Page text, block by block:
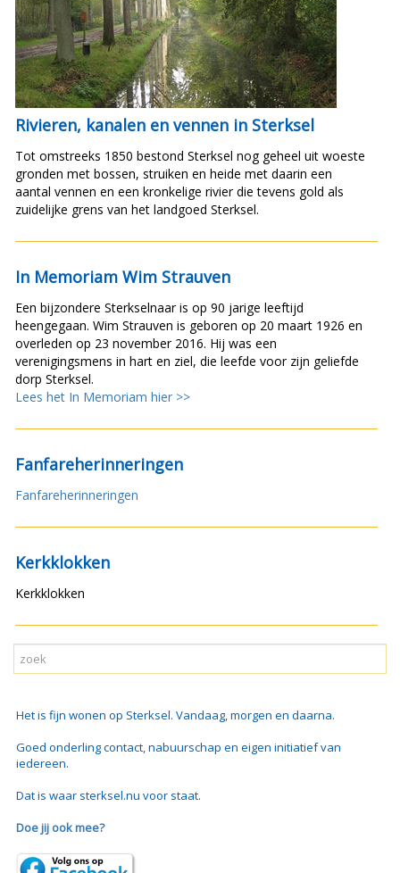
Rivieren, kanalen en vennen in Sterksel
Tot omstreeks 1850 bestond Sterksel nog geheel uit woeste
gronden met bossen, struiken en heide met daarin een
aantal vennen en een kronkelige rivier die tevens gold als
zuidelijke grens van het landgoed Sterksel.
In Memoriam Wim Strauven
Een bijzondere Sterkselnaar is op 90 jarige leeftijd
heengegaan. Wim Strauven is geboren op 20 maart 1926 en
overleden op 23 november 2016. Hij was een
verenigingsmens in hart en ziel, die leefde voor zijn geliefde
dorp Sterksel.
Lees het In Memoriam hier >>
Fanfareherinneringen
Fanfareherinneringen
Kerkklokken
Kerkklokken
Het is fijn wonen op Sterksel. Vandaag, morgen en daarna.
Goed onderling contact, nabuurschap en eigen initiatief van
iedereen.
Dat is waar sterksel.nu voor staat.
Doe jij ook mee?